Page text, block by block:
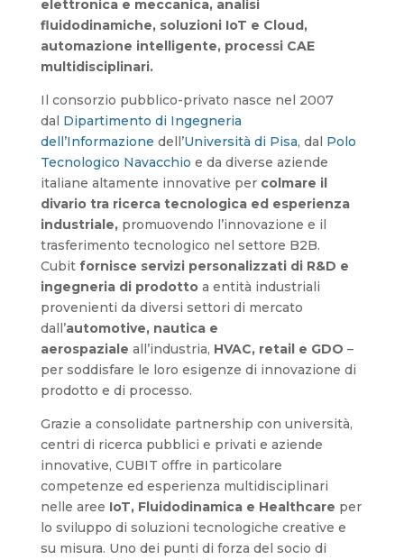
elettronica e meccanica, analisi
fluidodinamiche, soluzioni IoT e Cloud,
automazione intelligente, processi CAE
multidisciplinari.
Il consorzio pubblico-privato nasce nel 2007
dal Dipartimento di Ingegneria
dell’Informazione dell’Università di Pisa, dal Polo
Tecnologico Navacchio e da diverse aziende
italiane altamente innovative per colmare il
divario tra ricerca tecnologica ed esperienza
industriale,promuovendo l’innovazione e il
trasferimento tecnologico nel settore B2B.
Cubit fornisce servizi personalizzati di R&D e
ingegneria di prodottoa entità industriali
provenienti da diversi settori di mercato
dall’automotive, nautica e
aerospaziale all’industria, HVAC, retail e GDO –
per soddisfare le loro esigenze di innovazione di
prodotto e di processo.
Grazie a consolidate partnership con università,
centri di ricerca pubblici e privati e aziende
innovative, CUBIT offre in particolare
competenze ed esperienza multidisciplinari
nelle aree IoT, Fluidodinamica e Healthcare per
lo sviluppo di soluzioni tecnologiche creative e
su misura. Uno dei punti di forza del socio di